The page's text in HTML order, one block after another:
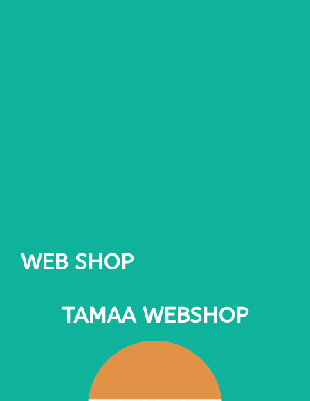
WEB SHOP
TAMAA WEBSHOP